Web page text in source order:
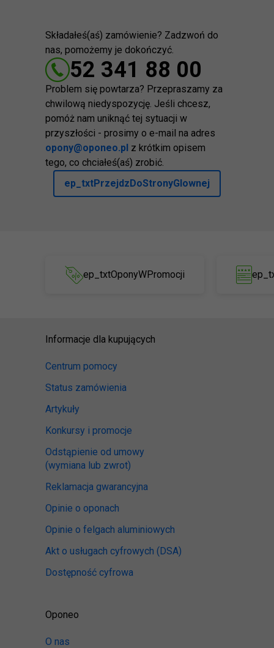
Składałeś(aś) zamówienie? Zadzwoń do
nas, pomożemy je dokończyć.
52 341 88 00
Problem się powtarza? Przepraszamy za
chwilową niedyspozycję. Jeśli chcesz,
pomóż nam uniknąć tej sytuacji w
przyszłości - prosimy o e-mail na adres
opony@oponeo.pl z krótkim opisem
tego, co chciałeś(aś) zrobić.
ep_txtPrzejdzDoStronyGlownej
ep_txtOponyWPromocji
Informacje dla kupujących
Centrum pomocy
Status zamówienia
Artykuły
Konkursy i promocje
Odstąpienie od umowy
(wymiana lub zwrot)
Reklamacja gwarancyjna
Opinie o oponach
Opinie o felgach aluminiowych
Akt o usługach cyfrowych (DSA)
Dostępność cyfrowa
Oponeo
O nas